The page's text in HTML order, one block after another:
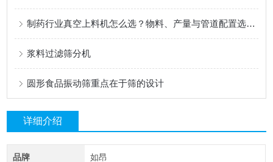
制药行业真空上料机怎么选？物料、产量与管道配置选型指南
浆料过滤筛分机
圆形食品振动筛重点在于筛的设计
详细介绍
品牌 如昂